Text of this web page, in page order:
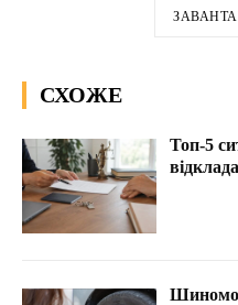
СХОЖЕ
Топ-5